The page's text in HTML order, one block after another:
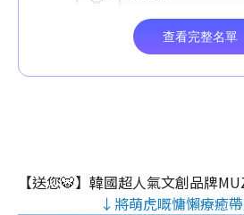
【送您🐯】韓國超人氣文創品牌
↓將萌虎嘅慵懶療癒